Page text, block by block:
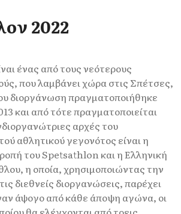
2022
ένας από τους νεότερους
που λαμβάνει χώρα στις Σπέτσες,
διοργάνωση πραγματοποιήθηκε
και από τότε πραγματοποιείται
αρχές του
αθλητικού γεγονότος είναι η
του Spetsathlon και η Ελληνική
η οποία, χρησιμοποιώντας την
διεθνείς διοργανώσεις, παρέχει
άψογο από κάθε άποψη αγώνα, οι